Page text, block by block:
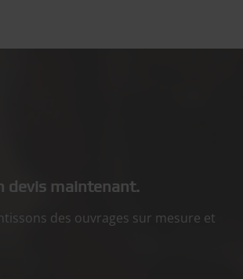
devis maintenant.
des ouvrages sur mesure et